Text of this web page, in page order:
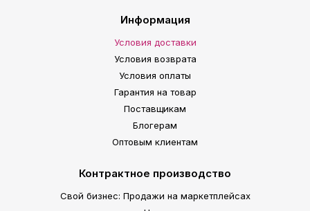
Информация
Условия доставки
Условия возврата
Условия оплаты
Гарантия на товар
Поставщикам
Блогерам
Оптовым клиентам
Контрактное производство
Свой бизнес: Продажи на маркетплейсах